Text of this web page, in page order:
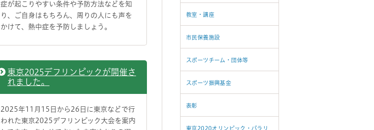
症が起こりやすい条件や予防方法などを知
り、ご自身はもちろん、周りの人にも声を
かけて、熱中症を予防しましょう。
東京2025デフリンピックが開催さ
れました。
2025年11月15日から26日に東京などで行
われた東京2025デフリンピック大会を案内
教室・講座
市民保養施設
スポーツチーム・団体等
スポーツ振興基金
表彰
東京2020オリンピック・パラリ